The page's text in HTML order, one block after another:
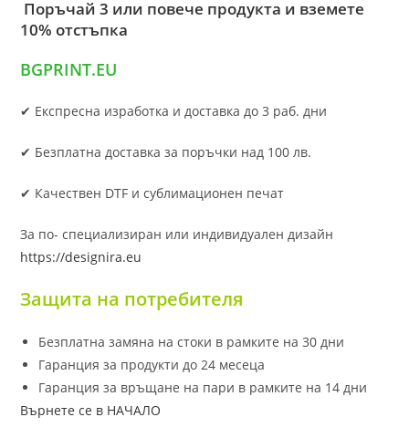
Поръчай 3 или повече продукта и вземете
10% отстъпка
BGPRINT.EU
✔ Експресна изработка и доставка до 3 раб. дни
✔ Безплатна доставка за поръчки над 100 лв.
✔ Качествен DTF и сублимационен печат
За по- специализиран или индивидуален дизайн
https://designira.eu
Защита на потребителя
Безплатна замяна на стоки в рамките на 30 дни
Гаранция за продукти до 24 месеца
Гаранция за връщане на пари в рамките на 14 дни
Върнете се в НАЧАЛО